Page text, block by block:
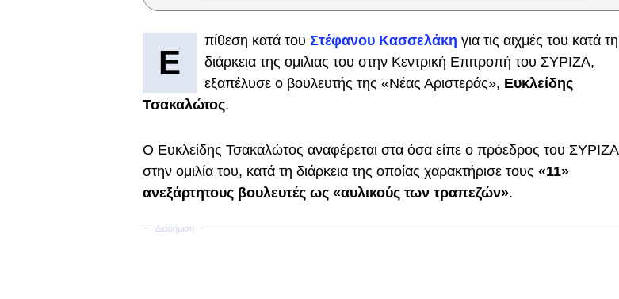
Ε
πίθεση κατά του Στέφανου Κασσελάκη για τις αιχμές του κατά τη
διάρκεια της ομιλιας του στην Κεντρική Επιτροπή του ΣΥΡΙΖΑ,
εξαπέλυσε ο βουλευτής της «Νέας Αριστεράς», Ευκλείδης
Τσακαλώτος.
Ο Ευκλείδης Τσακαλώτος αναφέρεται στα όσα είπε ο πρόεδρος του ΣΥΡΙΖΑ
στην ομιλία του, κατά τη διάρκεια της οποίας χαρακτήρισε τους «11»
ανεξάρτητους βουλευτές ως «αυλικούς των τραπεζών».